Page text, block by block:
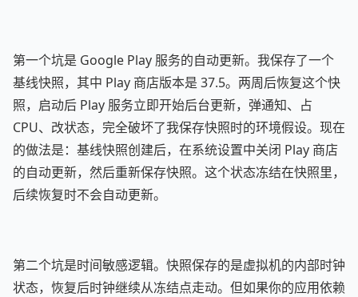
第一个坑是 Google Play 服务的自动更新。我保存了一个
基线快照，其中 Play 商店版本是 37.5。两周后恢复这个快
照，启动后 Play 服务立即开始后台更新，弹通知、占
CPU、改状态，完全破坏了我保存快照时的环境假设。现在
的做法是：基线快照创建后，在系统设置中关闭 Play 商店
的自动更新，然后重新保存快照。这个状态冻结在快照里，
后续恢复时不会自动更新。
第二个坑是时间敏感逻辑。快照保存的是虚拟机的内部时钟
状态，恢复后时钟继续从冻结点走动。但如果你的应用依赖